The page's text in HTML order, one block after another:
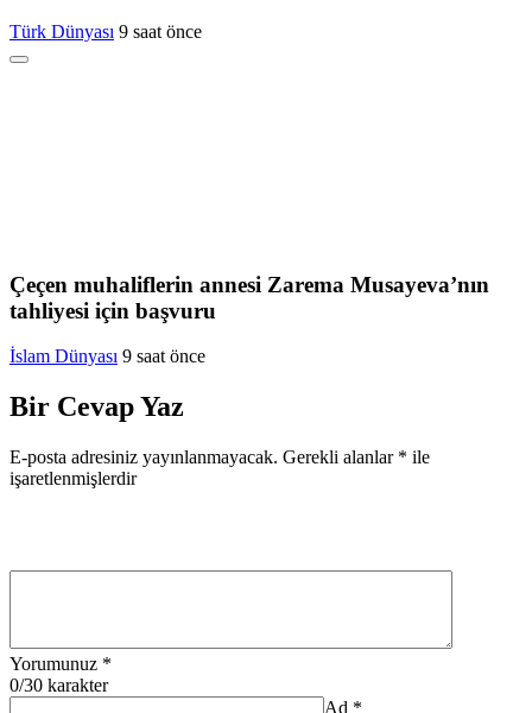
Türk Dünyası 9 saat önce
Çeçen muhaliflerin annesi Zarema Musayeva’nın
tahliyesi için başvuru
İslam Dünyası 9 saat önce
Bir Cevap Yaz
E-posta adresiniz yayınlanmayacak. Gerekli alanlar * ile
işaretlenmişlerdir
Yorumunuz *
0/30 karakter
Ad *